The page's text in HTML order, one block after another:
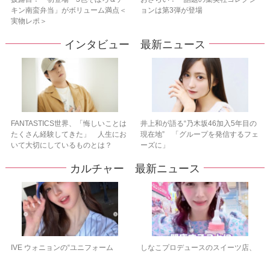
キン南蛮弁当」がボリューム満点＜
実物レポ＞
ョンは第3弾が登場
インタビュー 最新ニュース
FANTASTICS世界、「悔しいことは
たくさん経験してきた」 人生にお
いて大切にしているものとは？
井上和が語る“乃木坂46加入5年目の
現在地” 「グループを発信するフェ
ーズに」
カルチャー 最新ニュース
IVE ウォニョンの“ユニフォーム
しなこプロデュースのスイーツ店、